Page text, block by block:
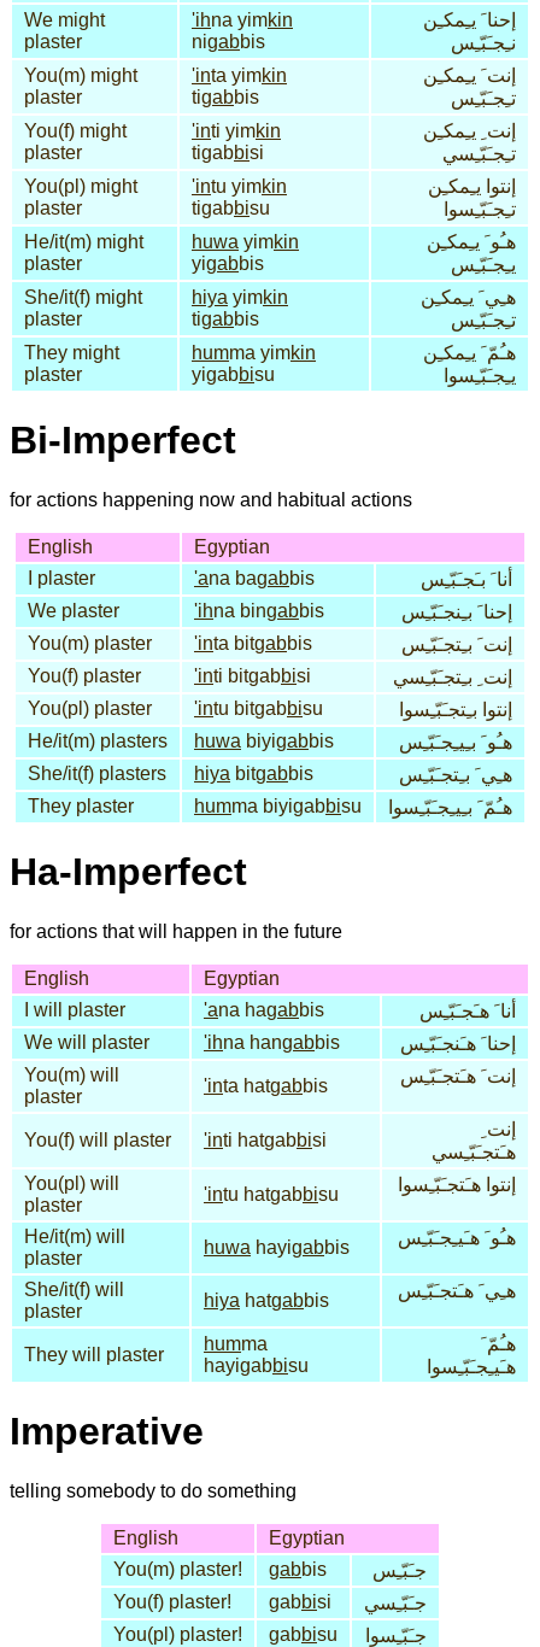
We might
plaster
'ihna yimkin
nigabbis
إحنا َ يـِمكـِن
نـِجـَبّـِس
You(m) might
plaster
'inta yimkin
tigabbis
إنت َ يـِمكـِن
تـِجـَبّـِس
You(f) might
plaster
'inti yimkin
tigabbisi
إنت ِ يـِمكـِن
تـِجـَبّـِسي
You(pl) might
plaster
'intu yimkin
tigabbisu
إنتوا يـِمكـِن
تـِجـَبّـِسوا
He/it(m) might
plaster
huwa yimkin
yigabbis
هـُو َ يـِمكـِن
يـِجـَبّـِس
She/it(f) might
plaster
hiya yimkin
tigabbis
هـِي َ يـِمكـِن
تـِجـَبّـِس
They might
plaster
humma yimkin
yigabbisu
هـُمّ َ يـِمكـِن
يـِجـَبّـِسوا
Bi-Imperfect
for actions happening now and habitual actions
English
Egyptian
I plaster
'ana bagabbis
أنا َ بـَجـَبّـِس
We plaster
'ihna bingabbis
إحنا َ بـِنجـَبّـِس
You(m) plaster
'inta bitgabbis
إنت َ بـِتجـَبّـِس
You(f) plaster
'inti bitgabbisi
إنت ِ بـِتجـَبّـِسي
You(pl) plaster
'intu bitgabbisu
إنتوا بـِتجـَبّـِسوا
He/it(m) plasters
huwa biyigabbis
هـُو َ بـِيـِجـَبّـِس
She/it(f) plasters
hiya bitgabbis
هـِي َ بـِتجـَبّـِس
They plaster
humma biyigabbisu هـُمّ َ بـِيـِجـَبّـِسوا
Ha-Imperfect
for actions that will happen in the future
English
Egyptian
I will plaster
'ana hagabbis
أنا َ هـَجـَبّـِس
We will plaster
'ihna hangabbis
إحنا َ هـَنجـَبّـِس
You(m) will
plaster
'inta hatgabbis إنت َ هـَتجـَبّـِس
You(f) will plaster 'inti hatgabbisi
إنت ِ
هـَتجـَبّـِسي
You(pl) will
plaster
'intu hatgabbisu إنتوا هـَتجـَبّـِسوا
He/it(m) will
plaster
huwa hayigabbis هـُو َ هـَيـِجـَبّـِس
She/it(f) will
plaster
hiya hatgabbis هـِي َ هـَتجـَبّـِس
They will plaster
humma
hayigabbisu
هـُمّ َ
هـَيـِجـَبّـِسوا
Imperative
telling somebody to do something
English
Egyptian
You(m) plaster!
gabbis
جـَبّـِس
You(f) plaster!
gabbisi
جـَبّـِسي
You(pl) plaster!
gabbisu جـَبّـِسوا